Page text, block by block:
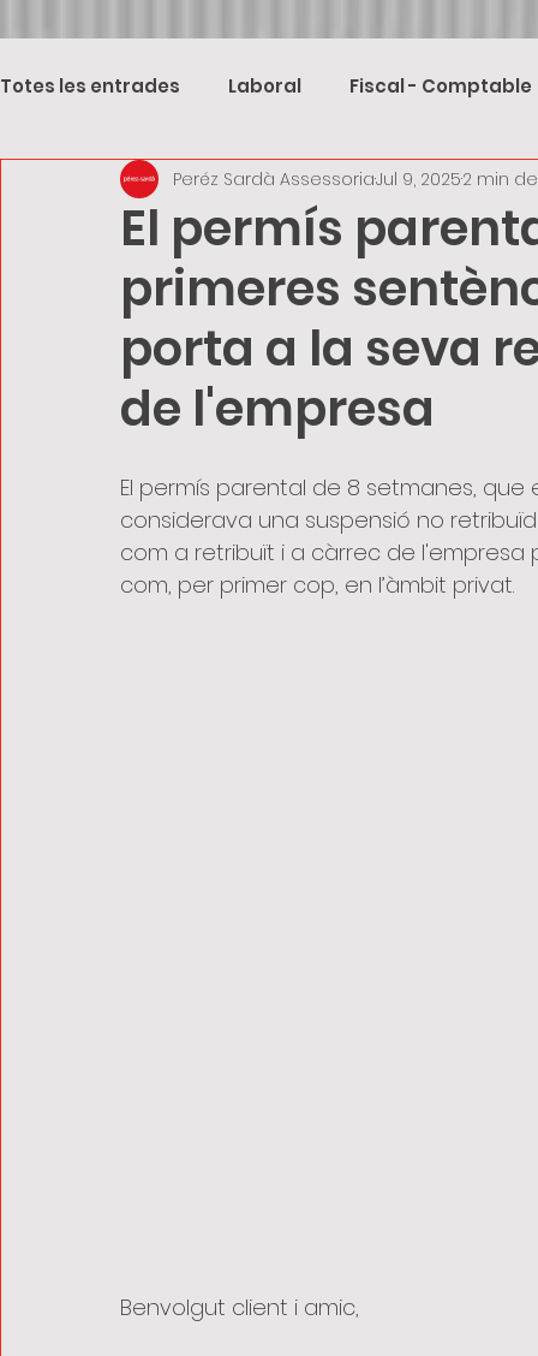
Totes les entrades Laboral Fiscal - Comptable
El permís
primeres
porta a la seva
de l'empresa
Peréz Sardà AssessoriaJul 9, 20252 min
El permís parental de 8 setmanes,
considerava una suspensió no
com a retribuït i a càrrec de l'empresa
com, per primer cop, en l’àmbit privat.
Benvolgut client i amic,